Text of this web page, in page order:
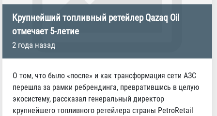
Крупнейший топливный ретейлер Qazaq Oil
отмечает 5-летие
2 года назад
О том, что было «после» и как трансформация сети АЗС
перешла за рамки ребрендинга, превратившись в целую
экосистему, рассказал генеральный директор
крупнейшего топливного ретейлера страны PetroRetail